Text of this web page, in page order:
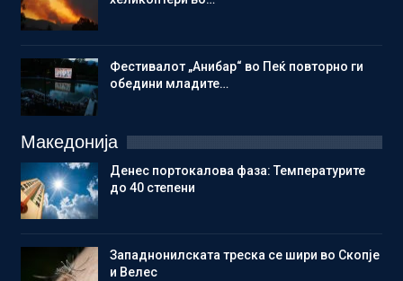
Фестивалот „Анибар“ во Пеќ повторно ги
обедини младите…
Македонија
Денес портокалова фаза: Температурите
до 40 степени
Западнонилската треска се шири во Скопје
и Велес